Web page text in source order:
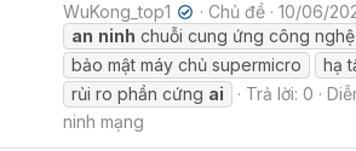
WuKong_top1 ✔ Chủ đề
10/06/
an ninh chuỗi cung ứng công nghệ
bảo mật máy chủ supermicro
hạ
rủi ro phần cứng ai Trả lời: 0
ninh mạng